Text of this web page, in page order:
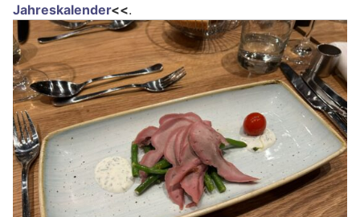
Jahreskalender<<.